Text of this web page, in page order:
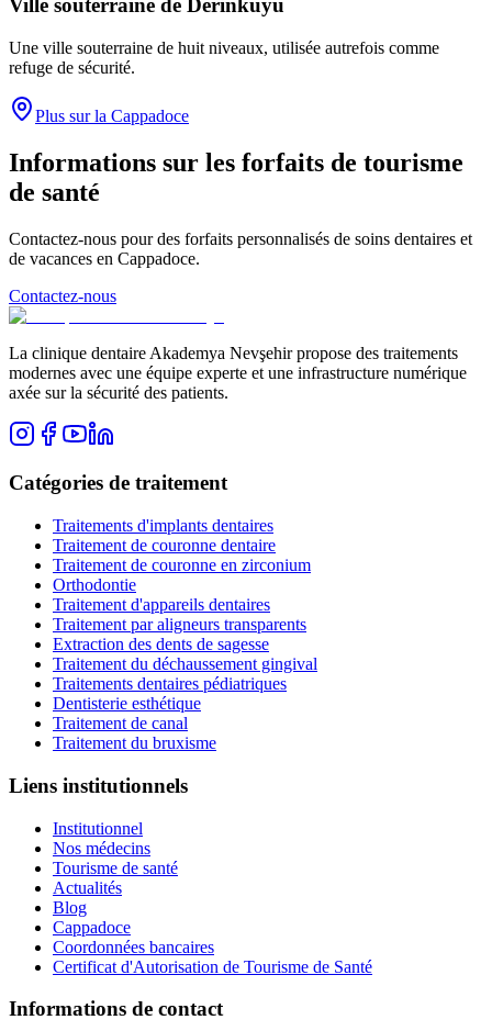
Ville souterraine de Derinkuyu
Une ville souterraine de huit niveaux, utilisée autrefois comme
refuge de sécurité.
Plus sur la Cappadoce
Informations sur les forfaits de tourisme
de santé
Contactez-nous pour des forfaits personnalisés de soins dentaires et
de vacances en Cappadoce.
Contactez-nous
La clinique dentaire Akademya Nevşehir propose des traitements
modernes avec une équipe experte et une infrastructure numérique
axée sur la sécurité des patients.
Catégories de traitement
Traitements d'implants dentaires
Traitement de couronne dentaire
Traitement de couronne en zirconium
Orthodontie
Traitement d'appareils dentaires
Traitement par aligneurs transparents
Extraction des dents de sagesse
Traitement du déchaussement gingival
Traitements dentaires pédiatriques
Dentisterie esthétique
Traitement de canal
Traitement du bruxisme
Liens institutionnels
Institutionnel
Nos médecins
Tourisme de santé
Actualités
Blog
Cappadoce
Coordonnées bancaires
Certificat d'Autorisation de Tourisme de Santé
Informations de contact